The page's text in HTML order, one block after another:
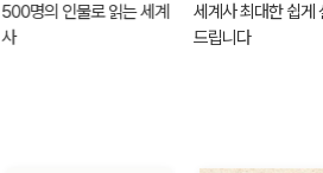
500명의 인물로 읽는 세계
사
세계사 최대한 쉽게
드립니다